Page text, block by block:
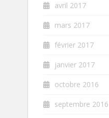
avril 2017
mars 2017
février 2017
janvier 2017
octobre 2016
septembre 2016